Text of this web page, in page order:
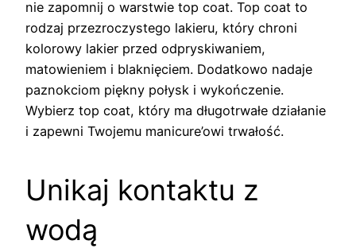
nie zapomnij o warstwie top coat. Top coat to
rodzaj przezroczystego lakieru, który chroni
kolorowy lakier przed odpryskiwaniem,
matowieniem i blaknięciem. Dodatkowo nadaje
paznokciom piękny połysk i wykończenie.
Wybierz top coat, który ma długotrwałe działanie
i zapewni Twojemu manicure’owi trwałość.
Unikaj kontaktu z
wodą